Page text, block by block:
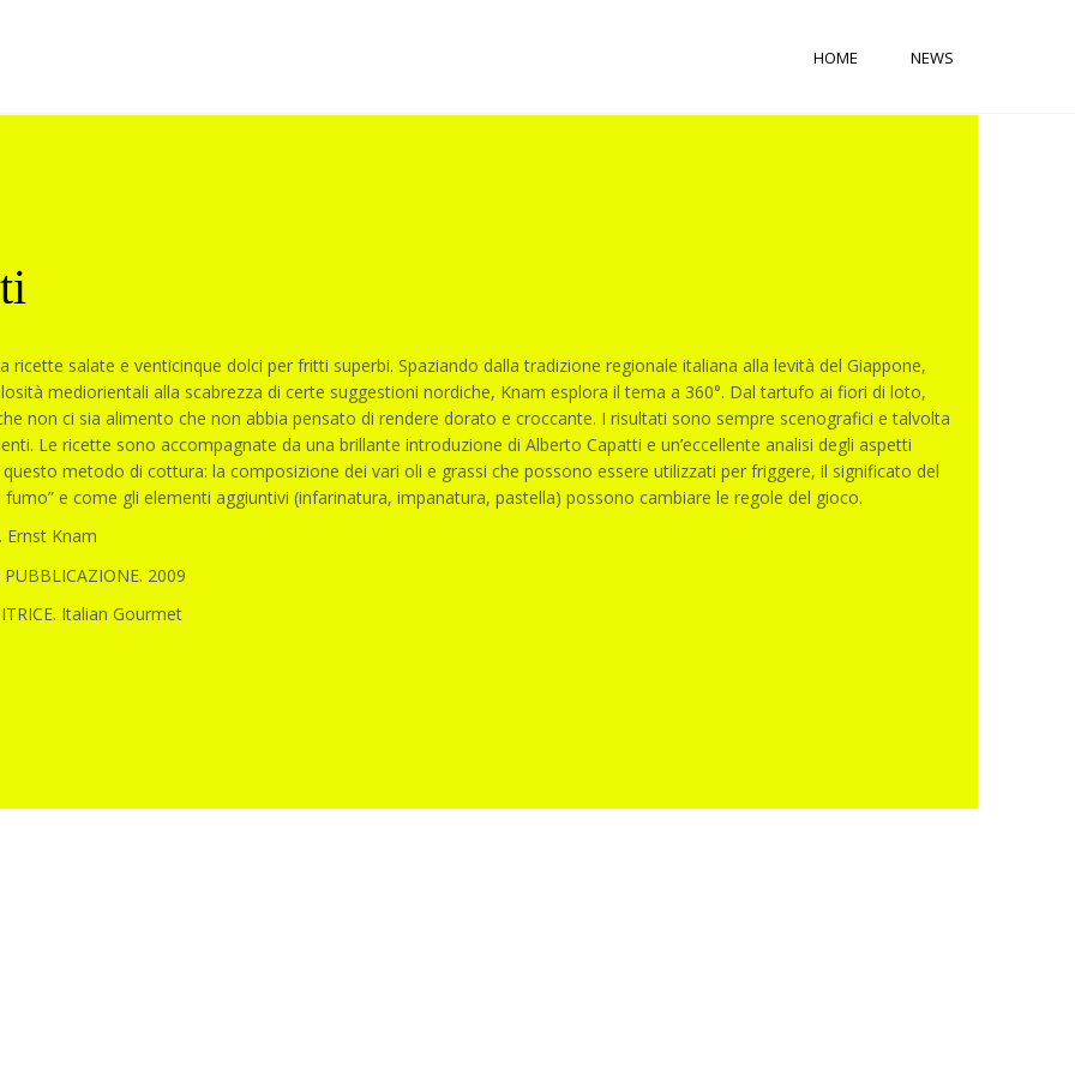
HOME NEWS
ricette salate e venticinque dolci per fritti superbi. Spaziando dalla tradizione regionale italiana alla levità del Giappone,
mediorientali alla scabrezza di certe suggestioni nordiche, Knam esplora il tema a 360°. Dal tartufo ai fiori di loto,
non ci sia alimento che non abbia pensato di rendere dorato e croccante. I risultati sono sempre scenografici e talvolta
Le ricette sono accompagnate da una brillante introduzione di Alberto Capatti e un’eccellente analisi degli aspetti
metodo di cottura: la composizione dei vari oli e grassi che possono essere utilizzati per friggere, il significato del
fumo” e come gli elementi aggiuntivi (infarinatura, impanatura, pastella) possono cambiare le regole del gioco.
Ernst Knam
2009
Italian Gourmet